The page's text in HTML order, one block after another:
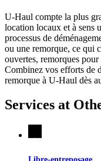
U-Haul compte la plus
location locaux et à sens
processus de
ou une remorque, ce qui
ouvertes, remorques
Combinez vos efforts de
remorque à U-Haul dès
Services at